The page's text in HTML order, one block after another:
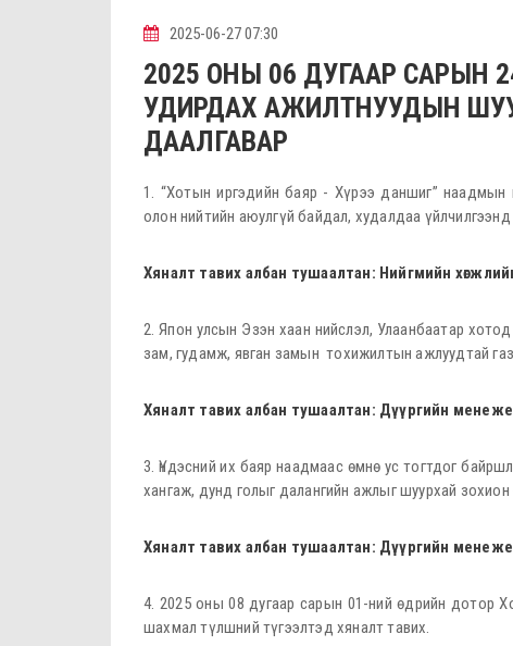
2025-06-27 07:30
2025 ОНЫ 06 ДУГААР САРЫН
УДИРДАХ АЖИЛТНУУДЫН
ДААЛГАВАР
1. “Хотын иргэдийн баяр - Хүрээ даншиг” наадмын
олон нийтийн аюулгүй байдал, худалдаа
Хяналт тавих албан тушаалтан: Нийгмийн
2. Япон улсын Эзэн хаан нийслэл, Улаанбаатар
зам, гудамж, явган замын тохижилтын ажлуудтай
Хяналт тавих албан тушаалтан: Дүүргийн
3. Үндэсний их баяр наадмаас өмнө ус тогтдог
хангаж, дунд голыг далангийн ажлыг шуурхай зохион
Хяналт тавих албан тушаалтан: Дүүргийн
4. 2025 оны 08 дугаар сарын 01-ний өдрийн дотор
шахмал түлшний түгээлтэд хяналт тавих.